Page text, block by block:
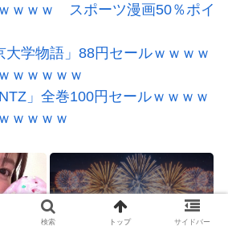
ｗｗｗ スポーツ漫画50％ポイ
大学物語」88円セールｗｗｗｗ
ｗｗｗｗｗ
」全巻100円セールｗｗｗｗ
ｗｗｗｗ
検索 トップ サイドバー